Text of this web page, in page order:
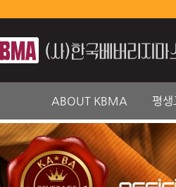
ABOUT KBMA 평